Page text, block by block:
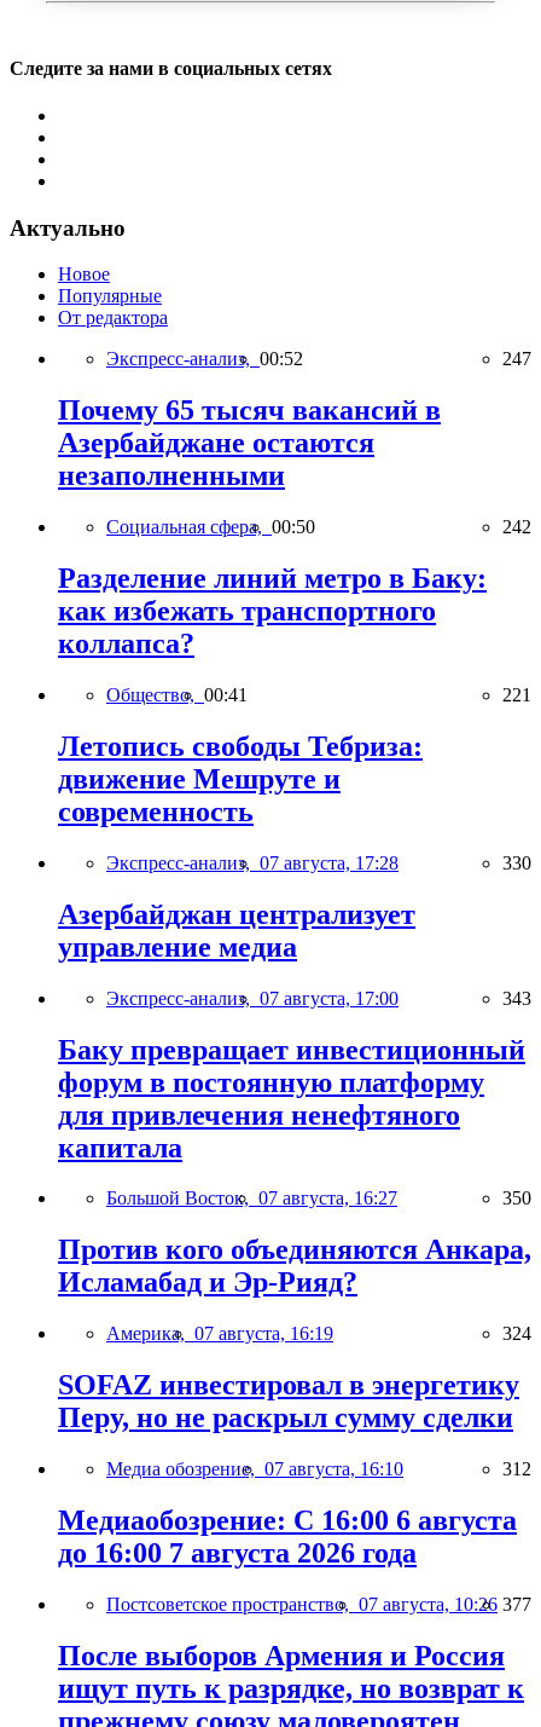
Следите за нами в социальных сетях
Актуально
Новое
Популярные
От редактора
Экспресс-анализ, 00:52 247
Почему 65 тысяч вакансий в
Азербайджане остаются
незаполненными
Социальная сфера, 00:50 242
Разделение линий метро в Баку:
как избежать транспортного
коллапса?
Общество, 00:41 221
Летопись свободы Тебриза:
движение Мешруте и
современность
Экспресс-анализ, 07 августа, 17:28 330
Азербайджан централизует
управление медиа
Экспресс-анализ, 07 августа, 17:00 343
Баку превращает инвестиционный
форум в постоянную платформу
для привлечения ненефтяного
капитала
Большой Восток, 07 августа, 16:27 350
Против кого объединяются Анкара,
Исламабад и Эр-Рияд?
Америка, 07 августа, 16:19 324
SOFAZ инвестировал в энергетику
Перу, но не раскрыл сумму сделки
Медиа обозрение, 07 августа, 16:10 312
Медиаобозрение: С 16:00 6 августа
до 16:00 7 августа 2026 года
Постсоветское пространство, 07 августа, 10:26 377
После выборов Армения и Россия
ищут путь к разрядке, но возврат к
прежнему союзу маловероятен